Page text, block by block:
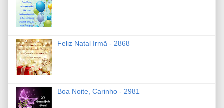
Feliz Natal Irmã - 2868
Boa Noite, Carinho - 2981